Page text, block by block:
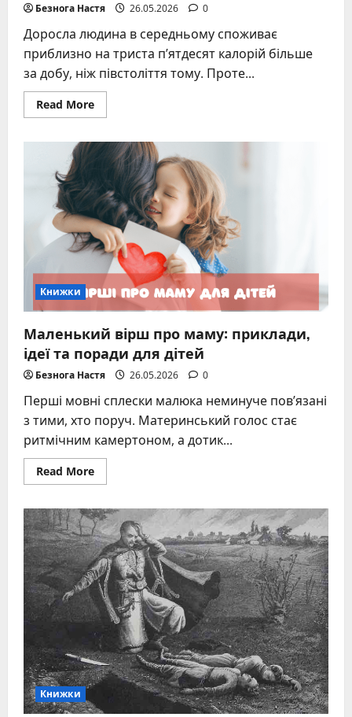
Безнога Настя 26.05.2026 0
Доросла людина в середньому споживає
приблизно на триста п’ятдесят калорій більше
за добу, ніж півстоліття тому. Проте...
Read MoreRead
more
книги
Ендрю
Дженкінсона
про
справжні
причини
переїдання
Книжки
Маленький вірш про маму: приклади,
ідеї та поради для дітей
Безнога Настя 26.05.2026 0
Перші мовні сплески малюка неминуче пов’язані
з тими, хто поруч. Материнський голос стає
ритмічним камертоном, а дотик...
Read MoreRead
more
вірш
про
маму:
приклади,
ідеї
та
поради
для
дітей
Книжки